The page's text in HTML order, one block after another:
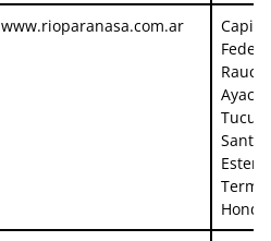
www.rioparanasa.com.ar
Capital
Rauch,
Estero,